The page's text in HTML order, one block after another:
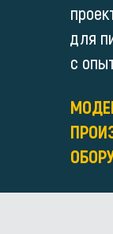
для
с